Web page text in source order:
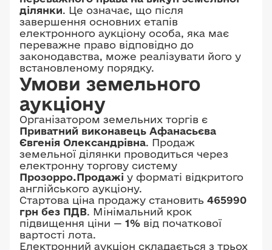
ділянки. Це означає, що після
завершення основних етапів
електронного аукціону особа, яка має
переважне право відповідно до
законодавства, може реалізувати його у
встановленому порядку.
Умови земельного
аукціону
Організатором земельних торгів є
Приватний виконавець Афанасьєва
Євгенія Олександрівна. Продаж
земельної ділянки проводиться через
електронну торгову систему
Прозорро.Продажі у форматі відкритого
англійського аукціону.
Стартова ціна продажу становить 465990
грн без ПДВ. Мінімальний крок
підвищення ціни — 1% від початкової
вартості лота.
Електронний аукціон складається з трьох